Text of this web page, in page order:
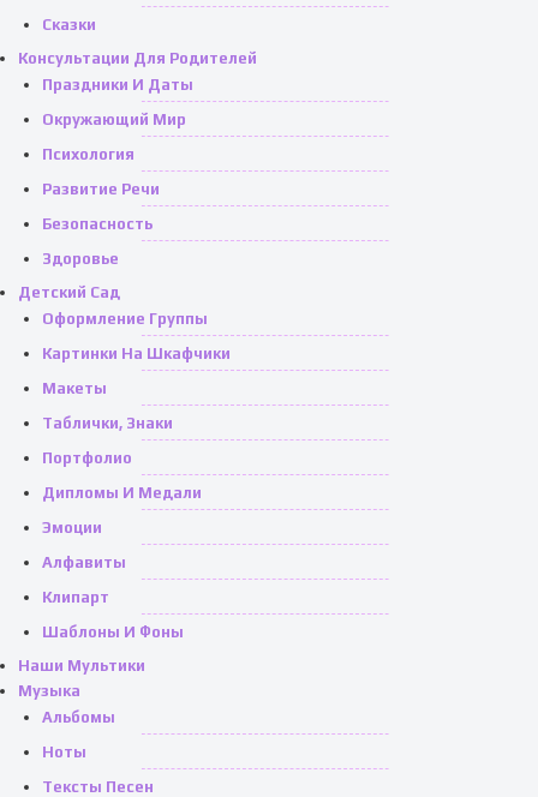
Сказки
Консультации Для Родителей
Праздники И Даты
Окружающий Мир
Психология
Развитие Речи
Безопасность
Здоровье
Детский Сад
Оформление Группы
Картинки На Шкафчики
Макеты
Таблички, Знаки
Портфолио
Дипломы И Медали
Эмоции
Алфавиты
Клипарт
Шаблоны И Фоны
Наши Мультики
Музыка
Альбомы
Ноты
Тексты Песен